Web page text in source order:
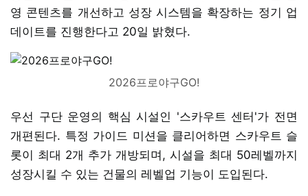
영 콘텐츠를 개선하고 성장 시스템을 확장하는 정기 업
데이트를 진행한다고 20일 밝혔다.
2026프로야구GO!
우선 구단 운영의 핵심 시설인 '스카우트 센터'가 전면
개편된다. 특정 가이드 미션을 클리어하면 스카우트 슬
롯이 최대 2개 추가 개방되며, 시설을 최대 50레벨까지
성장시킬 수 있는 건물의 레벨업 기능이 도입된다.